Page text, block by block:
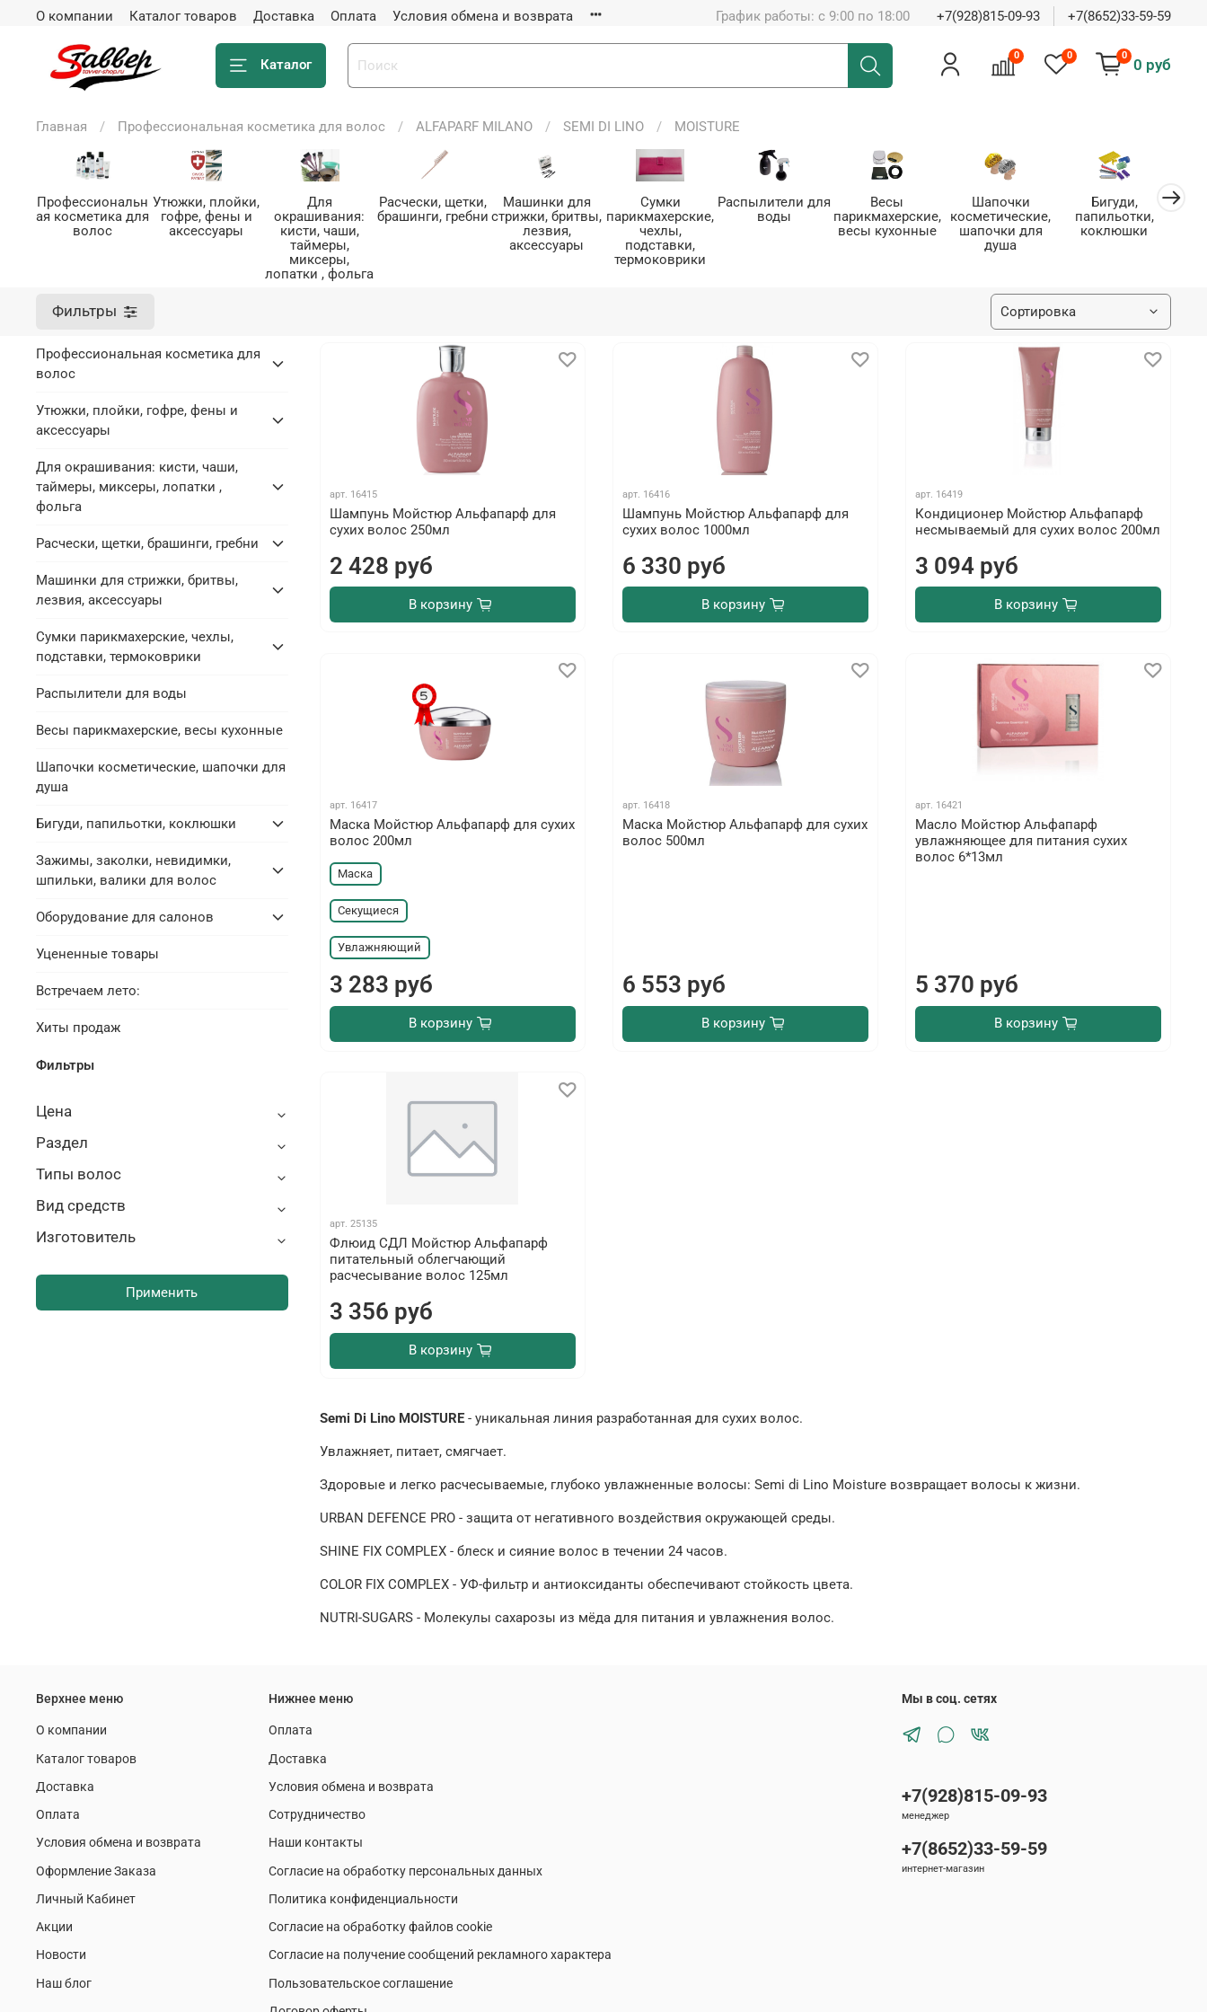
О компании Каталог товаров Доставка Оплата Условия обмена и возврата График работы: с 9:00 по 18:00 +7(928)815-09-93 +7(8652)33-59-59
Каталог
0 0 0
0 руб
Главная Профессиональная косметика для волос ALFAPARF MILANO SEMI DI LINO MOISTURE
Профессиональн
ая косметика для
волос
Утюжки, плойки,
гофре, фены и
аксессуары
Для
окрашивания:
кисти, чаши,
таймеры,
миксеры,
лопатки , фольга
Расчески, щетки,
брашинги, гребни
Машинки для
стрижки, бритвы,
лезвия,
аксессуары
Сумки
парикмахерские,
чехлы,
подставки,
термоковрики
Распылители для
воды
Весы
парикмахерские,
весы кухонные
Шапочки
косметические,
шапочки для
душа
Бигуди,
папильотки,
коклюшки
Фильтры
арт. 16415
Шампунь Мойстюр Альфапарф для
сухих волос 250мл
2 428 руб
В корзину
арт. 16416
Шампунь Мойстюр Альфапарф для
сухих волос 1000мл
6 330 руб
В корзину
арт. 16419
Кондиционер Мойстюр Альфапарф
несмываемый для сухих волос 200мл
3 094 руб
В корзину
арт. 16417
Маска Мойстюр Альфапарф для сухих
волос 200мл
Маска
Секущиеся
Увлажняющий
3 283 руб
В корзину
арт. 16418
Маска Мойстюр Альфапарф для сухих
волос 500мл
6 553 руб
В корзину
арт. 16421
Масло Мойстюр Альфапарф
увлажняющее для питания сухих
волос 6*13мл
5 370 руб
В корзину
арт. 25135
Флюид СДЛ Мойстюр Альфапарф
питательный облегчающий
расчесывание волос 125мл
3 356 руб
В корзину
Semi Di Lino MOISTURE- уникальная линия разработанная для сухих волос.
Увлажняет, питает, смягчает.
Здоровые и легко расчесываемые, глубоко увлажненные волосы: Semi di Lino Moisture возвращает волосы к жизни.
URBAN DEFENCE PRO - защита от негативного воздействия окружающей среды.
SHINE FIX COMPLEX - блеск и сияние волос в течении 24 часов.
COLOR FIX COMPLEX - УФ-фильтр и антиоксиданты обеспечивают стойкость цвета.
NUTRI-SUGARS - Молекулы сахарозы из мёда для питания и увлажнения волос.
Профессиональная косметика для
волос
Утюжки, плойки, гофре, фены и
аксессуары
Для окрашивания: кисти, чаши,
таймеры, миксеры, лопатки ,
фольга
Расчески, щетки, брашинги, гребни
Машинки для стрижки, бритвы,
лезвия, аксессуары
Сумки парикмахерские, чехлы,
подставки, термоковрики
Распылители для воды
Весы парикмахерские, весы кухонные
Шапочки косметические, шапочки для
душа
Бигуди, папильотки, коклюшки
Зажимы, заколки, невидимки,
шпильки, валики для волос
Оборудование для салонов
Уцененные товары
Встречаем лето:
Хиты продаж
Фильтры
Цена
Раздел
Типы волос
Вид средств
Изготовитель
Применить
Верхнее меню
О компании
Каталог товаров
Доставка
Оплата
Условия обмена и возврата
Оформление Заказа
Личный Кабинет
Акции
Новости
Наш блог
Нижнее меню
Оплата
Доставка
Условия обмена и возврата
Сотрудничество
Наши контакты
Согласие на обработку персональных данных
Политика конфиденциальности
Согласие на обработку файлов cookie
Согласие на получение сообщений рекламного характера
Пользовательское соглашение
Мы в соц. сетях
+7(928)815-09-93
менеджер
+7(8652)33-59-59
интернет-магазин